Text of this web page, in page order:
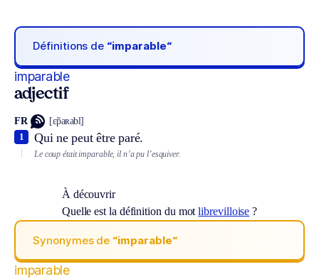
Définitions de “imparable“
imparable
adjectif
FR [ɛ̃paʀabl]
Qui ne peut être paré.
1
Le coup était imparable, il n’a pu l’esquiver.
À découvrir
Quelle est la définition du motlibrevilloise ?
Synonymes de “imparable“
imparable